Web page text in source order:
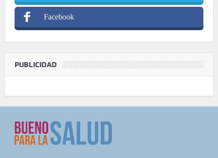
Facebook
PUBLICIDAD